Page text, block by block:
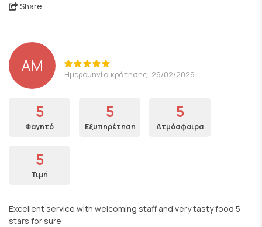
Share
AM Ημερομηνία κράτησης: 26/02/2026
5
Φαγητό
5
Εξυπηρέτηση
5
Ατμόσφαιρα
5
Τιμή
Excellent service with welcoming staff and very tasty food 5
stars for sure